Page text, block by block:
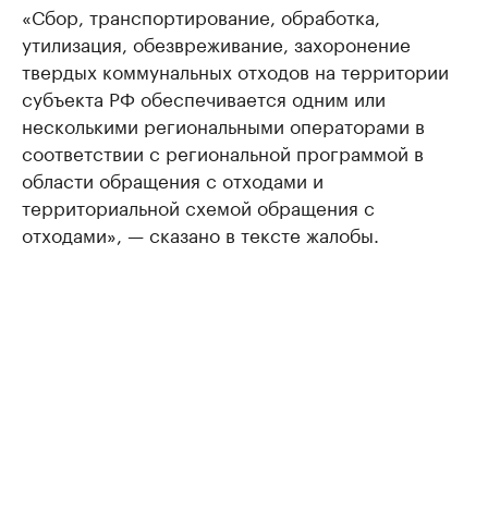
«Сбор, транспортирование, обработка,
утилизация, обезвреживание, захоронение
твердых коммунальных отходов на территории
субъекта РФ обеспечивается одним или
несколькими региональными операторами в
соответствии с региональной программой в
области обращения с отходами и
территориальной схемой обращения с
отходами», — сказано в тексте жалобы.